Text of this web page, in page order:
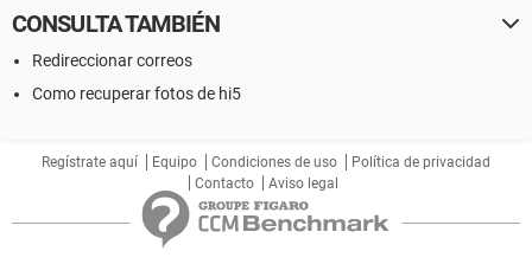
CONSULTA TAMBIÉN
Redireccionar correos
Como recuperar fotos de hi5
Regístrate aquí Equipo Condiciones de uso
Política de privacidad
Contacto
Aviso legal